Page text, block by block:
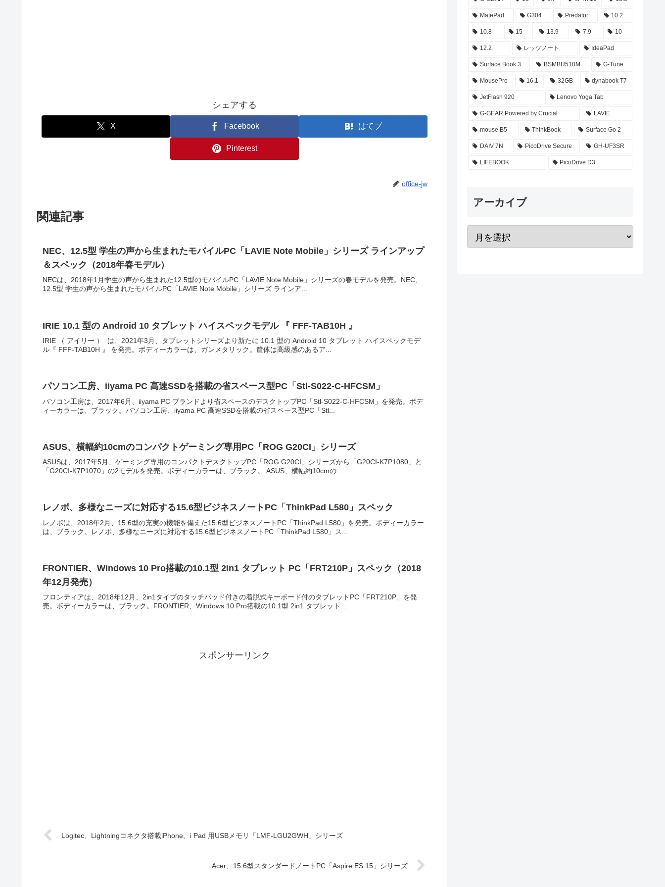
シェアする
X Facebook はてブ
Pinterest
office-jw
関連記事
NEC、12.5型 学生の声から生まれたモバイルPC「LAVIE Note Mobile」シリーズ ラインアップ
＆スペック（2018年春モデル）
NECは、2018年1月学生の声から生まれた12.5型のモバイルPC「LAVIE Note Mobile」シリーズの春モデルを発売。NEC、
12.5型 学生の声から生まれたモバイルPC「LAVIE Note Mobile」シリーズ ラインア...
IRIE 10.1 型の Android 10 タブレット ハイスペックモデル 『 FFF-TAB10H 』
IRIE （ アイリー ） は、2021年3月、タブレットシリーズより新たに 10.1 型の Android 10 タブレット ハイスペックモデ
ル『 FFF-TAB10H 』 を発売。ボディーカラーは、ガンメタリック。筐体は高級感のあるア...
パソコン工房、iiyama PC 高速SSDを搭載の省スペース型PC「Stl-S022-C-HFCSM」
パソコン工房は、2017年6月、iiyama PC ブランドより省スペースのデスクトップPC「Stl-S022-C-HFCSM」を発売。ボデ
ィーカラーは、ブラック。パソコン工房、iiyama PC 高速SSDを搭載の省スペース型PC「Stl...
ASUS、横幅約10cmのコンパクトゲーミング専用PC「ROG G20CI」シリーズ
ASUSは、2017年5月、ゲーミング専用のコンパクトデスクトップPC「ROG G20CI」シリーズから「G20CI-K7P1080」と
「G20CI-K7P1070」の2モデルを発売。ボディーカラーは、ブラック。 ASUS、横幅約10cmの...
レノボ、多様なニーズに対応する15.6型ビジネスノートPC「ThinkPad L580」スペック
レノボは、2018年2月、15.6型の充実の機能を備えた15.6型ビジネスノートPC「ThinkPad L580」を発売。ボディーカラー
は、ブラック。レノボ、多様なニーズに対応する15.6型ビジネスノートPC「ThinkPad L580」ス...
FRONTIER、Windows 10 Pro搭載の10.1型 2in1 タブレット PC「FRT210P」スペック（2018
年12月発売）
フロンティアは、2018年12月、2in1タイプのタッチパッド付きの着脱式キーボード付のタブレットPC「FRT210P」を発
売。ボディーカラーは、ブラック。FRONTIER、Windows 10 Pro搭載の10.1型 2in1 タブレット...
スポンサーリンク
Logitec、Lightningコネクタ搭載iPhone、i Pad 用USBメモリ「LMF-LGU2GWH」シリーズ
Acer、15.6型スタンダードノートPC「Aspire ES 15」シリーズ
MatePad G304 Predator 10.2
10.8 15 13.9 7.9 10
12.2 レッツノート IdeaPad
Surface Book 3 BSMBU510M G-Tune
MousePro 16.1 32GB dynabook T7
JetFlash 920 Lenovo Yoga Tab
G-GEAR Powered by Crucial LAVIE
mouse B5 ThinkBook Surface Go 2
DAIV 7N PicoDrive Secure GH-UF3SR
LIFEBOOK PicoDrive D3
アーカイブ